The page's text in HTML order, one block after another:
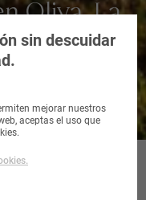
Oliva, La,
sin descuidar
mejorar nuestros
aceptas el uso que